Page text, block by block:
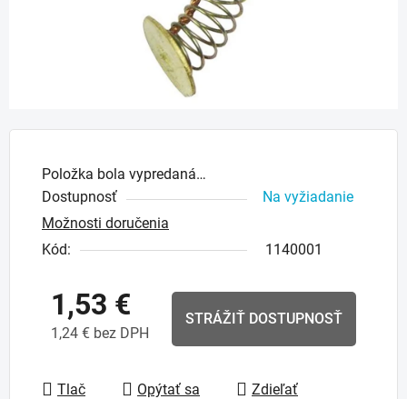
Položka bola vypredaná…
Dostupnosť
Na vyžiadanie
Možnosti doručenia
Kód:
1140001
1,53 €
1,24 € bez DPH
STRÁŽIŤ DOSTUPNOSŤ
Tlač Opýtať sa Zdieľať